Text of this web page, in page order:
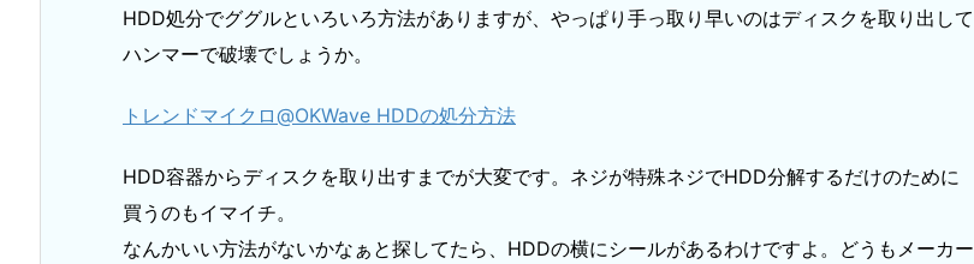
HDD処分でググルといろいろ方法がありますが、やっぱり手っ取り早いのはディスクを取り出して
ハンマーで破壊でしょうか。
トレンドマイクロ@OKWave HDDの処分方法
HDD容器からディスクを取り出すまでが大変です。ネジが特殊ネジでHDD分解するだけのために
買うのもイマイチ。
なんかいい方法がないかなぁと探してたら、HDDの横にシールがあるわけですよ。どうもメーカー